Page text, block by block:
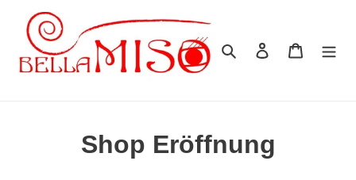
Suchen Einloggen
Shop Eröffnung